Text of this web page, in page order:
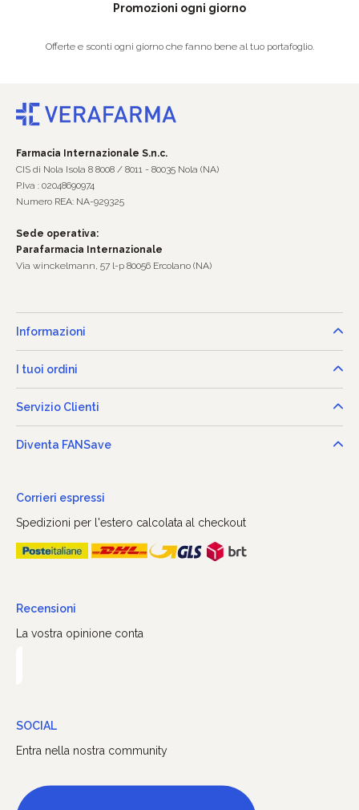
Promozioni ogni giorno
Offerte e sconti ogni giorno che fanno bene al tuo portafoglio.
Farmacia Internazionale S.n.c.
CIS di Nola Isola 8 8008 / 8011 - 80035 Nola (NA)
P.Iva : 02048690974
Numero REA: NA-929325
Sede operativa:
Parafarmacia Internazionale
Via winckelmann, 57 l-p 80056 Ercolano (NA)
Informazioni
I tuoi ordini
Servizio Clienti
Diventa FANSave
Corrieri espressi
Spedizioni per l'estero calcolata al checkout
Recensioni
La vostra opinione conta
SOCIAL
Entra nella nostra community